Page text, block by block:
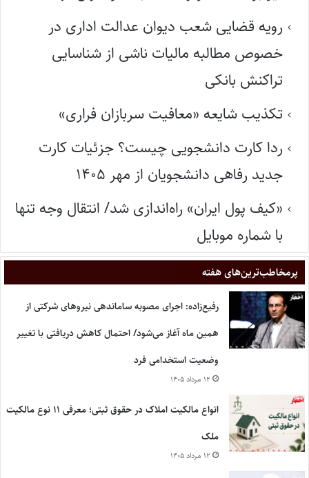
رویه قضایی شعب دیوان عدالت اداری در
خصوص مطالبه مالیات ناشی از شناسایی
تراکنش بانکی
تکذیب شایعه «معافیت سربازان فراری»
ردا کارت دانشجویی چیست؟ جزئیات کارت
جدید رفاهی دانشجویان از مهر ۱۴۰۵
«کیف پول ایران» راه‌اندازی شد/ انتقال وجه تنها
با شماره موبایل
پر‌مخاطب‌ترین‌های هفته
رفیع‌زاده: اجرای مصوبه ساماندهی نیروهای شرکتی از
همین ماه آغاز می‌شود/ احتمال کاهش دریافتی با تغییر
وضعیت استخدامی فرد
۱۲ مرداد ۱۴۰۵
انواع مالکیت املاک در حقوق ثبتی؛ معرفی ۱۱ نوع مالکیت
ملک
۱۲ مرداد ۱۴۰۵